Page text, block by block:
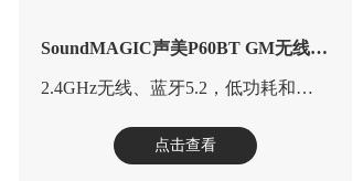
SoundMAGIC声美P60BT GM无线游戏耳机
2.4GHz无线、蓝牙5.2，低功耗和高性能，适用于专业级游戏音频
点击查看